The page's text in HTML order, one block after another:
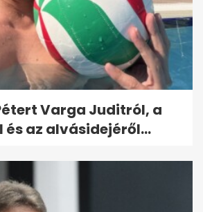
Varga Juditról, a
és az alvásidejéről...